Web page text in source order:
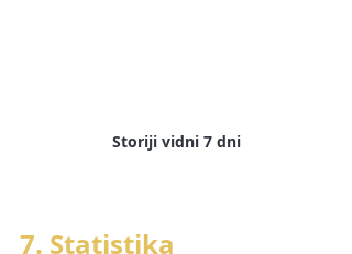
Storiji vidni 7 dni
7. Statistika